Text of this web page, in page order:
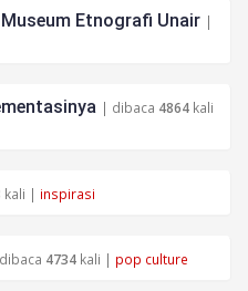
Etnografi Unair |
| dibaca 4864 kali
kali | inspirasi
4734 kali | pop culture